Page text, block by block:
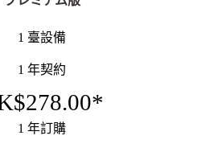
1 臺設備
1 年契約
1 年訂購